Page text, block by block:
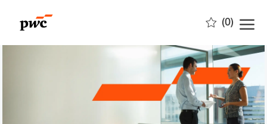
(0)